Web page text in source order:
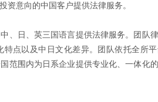
资意向的中国客户提供法律服务。
、日、英三国语言提供法律服务。团队
点以及中日文化差异。团队依托全所
范围内为日系企业提供专业化、一体化